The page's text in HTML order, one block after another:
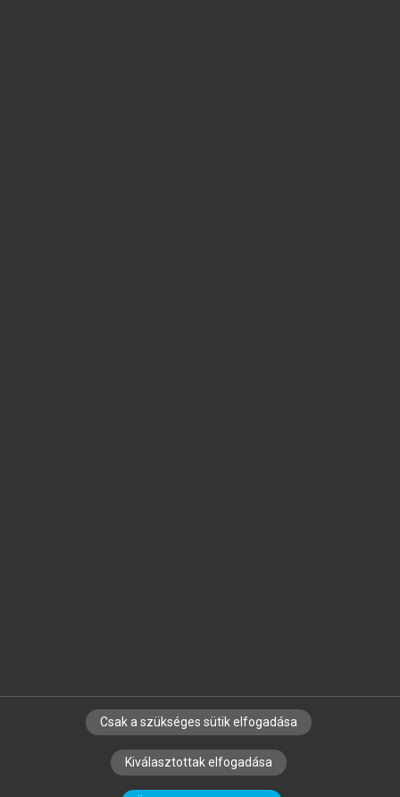
SZERZŐKNEK CÉGEKNEK KÖNYVTÁROSOKNAK
SZERKESZTÉSI ÉS LEKTORÁLÁSI ALAPELVEK
Csak a szükséges sütik elfogadása
Kiválasztottak elfogadása